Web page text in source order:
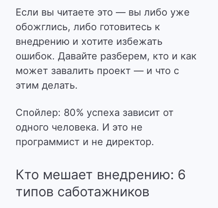
Если вы читаете это — вы либо уже
обожглись, либо готовитесь к
внедрению и хотите избежать
ошибок. Давайте разберем, кто и как
может завалить проект — и что с
этим делать.
Спойлер: 80% успеха зависит от
одного человека. И это не
программист и не директор.
Кто мешает внедрению: 6
типов саботажников